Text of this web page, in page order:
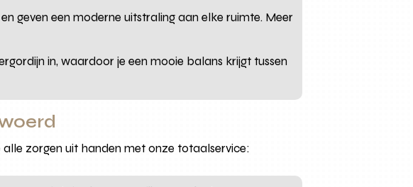
geven een moderne uitstraling aan elke ruimte. Meer
in, waardoor je een mooie balans krijgt tussen
zorgen uit handen met onze totaalservice: